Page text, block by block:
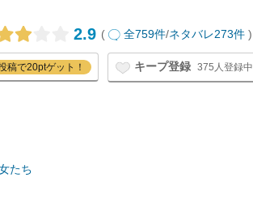
2.9 ( 全759件/ネタバレ273件 )
稿で20ptゲット！ キープ登録 375人登録中
たち